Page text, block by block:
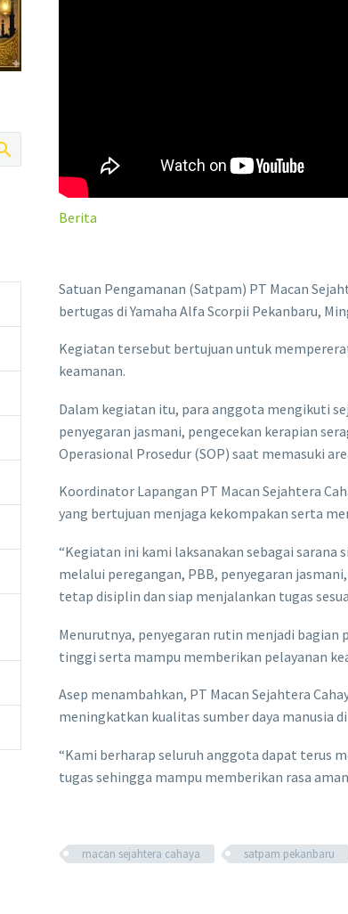
Berita
Satuan Pengamanan (Satpam) PT Macan
bertugas di Yamaha Alfa Scorpii Pekanbaru,
Kegiatan tersebut bertujuan untuk
keamanan.
Dalam kegiatan itu, para anggota mengikuti
penyegaran jasmani, pengecekan kerapian
Operasional Prosedur (SOP) saat memasuki
Koordinator Lapangan PT Macan Sejahtera
yang bertujuan menjaga kekompakan serta
“Kegiatan ini kami laksanakan sebagai
melalui peregangan, PBB, penyegaran
tetap disiplin dan siap menjalankan tugas
Menurutnya, penyegaran rutin menjadi
tinggi serta mampu memberikan pelayanan
Asep menambahkan, PT Macan Sejahtera
meningkatkan kualitas sumber daya manusia
“Kami berharap seluruh anggota dapat terus
tugas sehingga mampu memberikan rasa
macan sejahtera cahaya satpam pekanbaru